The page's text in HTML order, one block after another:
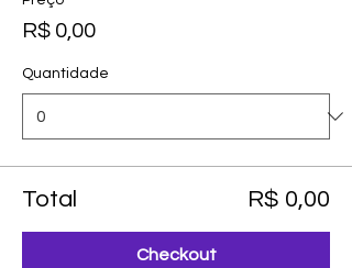
R$ 0,00
Quantidade
Total R$ 0,00
Checkout